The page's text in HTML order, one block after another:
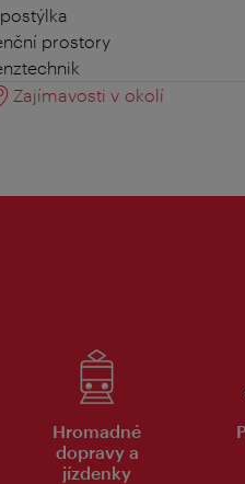
prostory
Zajímavosti v okolí
Hromadné
dopravy a
jízdenky